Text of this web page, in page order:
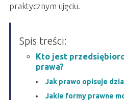
praktycznym ujęciu.
Spis treści:
Kto jest
prawa?
Jak prawo opisuje
Jakie formy prawne